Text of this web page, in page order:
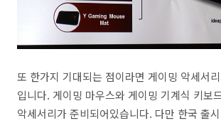
또 한가지 기대되는 점이라면 게이밍 악세서
입니다. 게이밍 마우스와 게이밍 기계식 키보
악세서리가 준비되어있습니다. 다만 한국 출